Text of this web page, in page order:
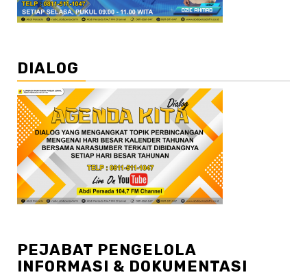
DIALOG
PEJABAT PENGELOLA
INFORMASI & DOKUMENTASI